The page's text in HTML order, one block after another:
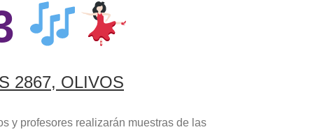
2867, OLIVOS
y profesores realizarán muestras de las